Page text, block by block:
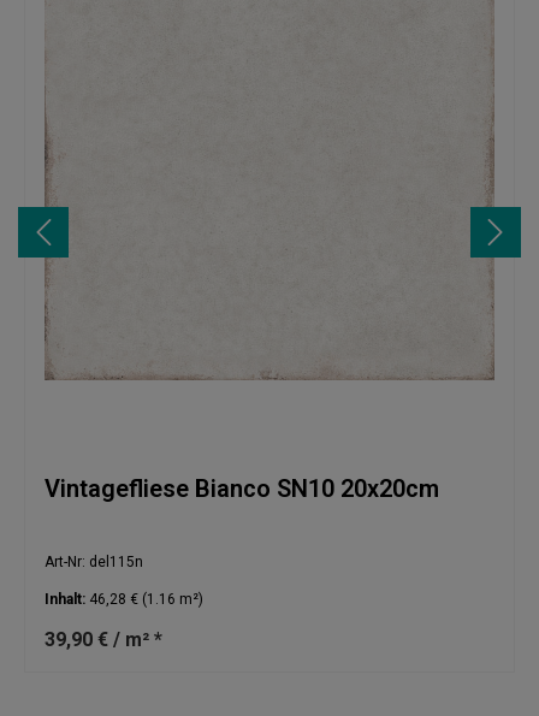
Vintagefliese Bianco SN10 20x20cm
Art-Nr: del115n
Inhalt: 46,28 € (1.16 m²)
39,90 € / m² *